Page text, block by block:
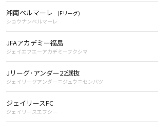
湘南ベルマーレ
(Fリーグ)
ショウナンベルマーレ
JFAアカデミー福島
ジェイエフエーアカデミーフクシマ
Jリーグ･アンダー22選抜
ジェイリーグアンダーニジュウニセンバツ
ジェイリースFC
ジェイリースエフシー